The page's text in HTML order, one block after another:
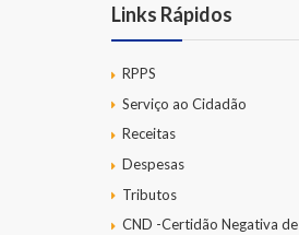
Links Rápidos
RPPS
Serviço ao Cidadão
Receitas
Despesas
Tributos
CND -Certidão Negativa de